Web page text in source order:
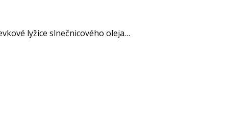
lyžice slnečnicového oleja…